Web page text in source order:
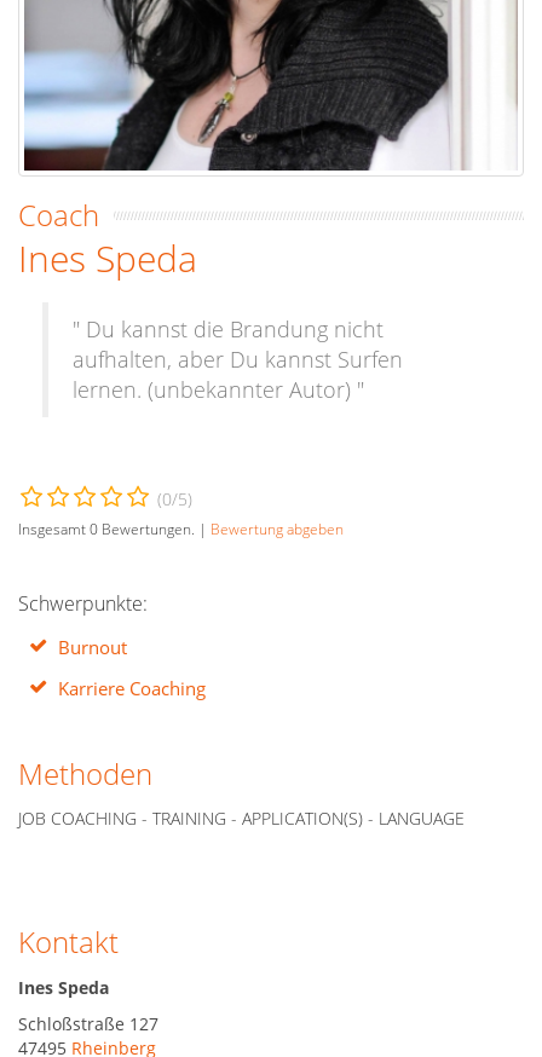
Coach
Ines Speda
" Du kannst die Brandung nicht
aufhalten, aber Du kannst Surfen
lernen. (unbekannter Autor) "
(0/5)
Insgesamt0 Bewertungen. | Bewertung abgeben
Schwerpunkte:
Burnout
Karriere Coaching
Methoden
JOB COACHING - TRAINING - APPLICATION(S) - LANGUAGE
Kontakt
Ines Speda
Schloßstraße 127
47495 Rheinberg